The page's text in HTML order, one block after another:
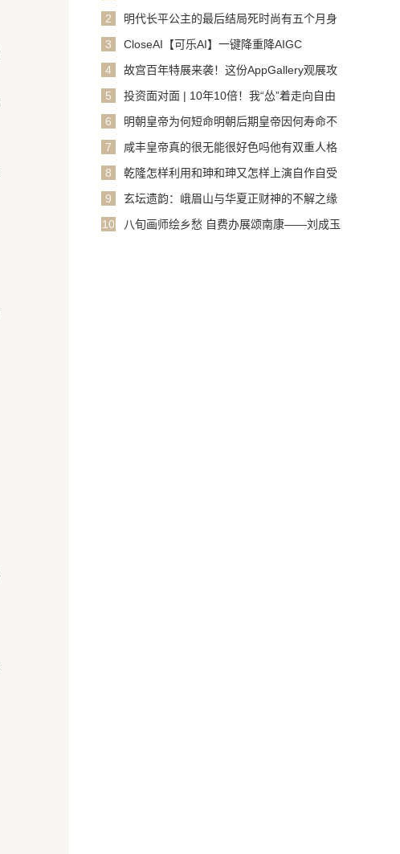
2
明代长平公主的最后结局死时尚有五个月身
3
CloseAI【可乐AI】一键降重降AIGC
4
故宫百年特展来袭！这份AppGallery观展攻
5
投资面对面 | 10年10倍！我“怂”着走向自由
6
明朝皇帝为何短命明朝后期皇帝因何寿命不
7
咸丰皇帝真的很无能很好色吗他有双重人格
8
乾隆怎样利用和珅和珅又怎样上演自作自受
9
玄坛遗韵：峨眉山与华夏正财神的不解之缘
10
八旬画师绘乡愁 自费办展颂南康——刘成玉